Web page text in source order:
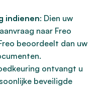
indienen: Dien uw
naar Freo
beoordeelt dan uw
ontvangt u
beveiligde